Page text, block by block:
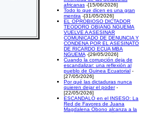
africanas -[15/06/2026]
Todo lo que dicen es una gran
mentira -[31/05/2026]
EL OPROBIOSO DICTADOR
TEODORO OBIANG NGUEMA
VUELVE A ASESINAR
COMUNICADO DE DENUNCIA Y
CONDENA POR EL ASESINATO
DE RICARDO ECUA MBA
NGUEMA -[29/05/2026]
Cuando la corrupción deja de
escandalizar: una reflexión al
pueblo de Guinea Ecuatorial -
[27/05/2026]
Por qué las dictaduras nunca
quieren dejar el poder -
[22/05/2026]
ESCANDALO en el INSESO: La
Red de Favores de Juana
Magdalena Obono alcanza a la